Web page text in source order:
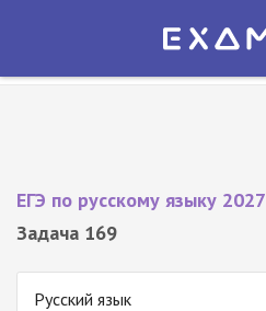
Экзамер — ЕГЭ 2027
ЕГЭ по русскому языку 2027
Задача 169
Русский язык